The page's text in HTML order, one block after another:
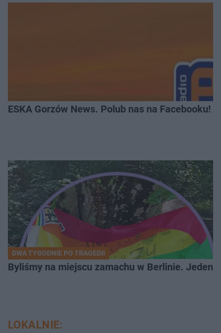
ESKA Gorzów News. Polub nas na Facebooku!
DWA TYGODNIE PO TRAGEDII
Byliśmy na miejscu zamachu w Berlinie. Jeden
LOKALNIE: